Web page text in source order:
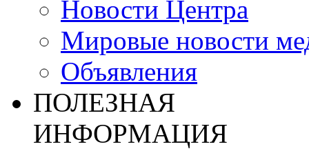
Новости Центра
Мировые новости
Объявления
ПОЛЕЗНАЯ
ИНФОРМАЦИЯ